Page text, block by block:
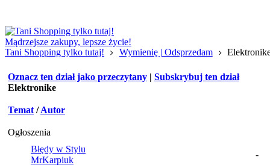
Mądrzejsze zakupy, lepsze życie!
Tani Shopping tylko tutaj!
Wymienię | Odsprzedam
Oznacz ten dział jako przeczytany | Subskrybuj ten dział
Elektronike
Temat /Autor
Ogłoszenia
Błędy w Stylu
MrKarpiuk
-